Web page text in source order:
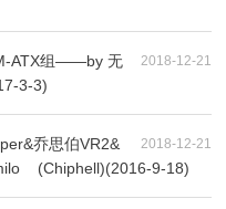
2018-12-21
ATX组——by 无
3-3)
2018-12-21
乔思伯VR2&
(Chiphell)(2016-9-18)